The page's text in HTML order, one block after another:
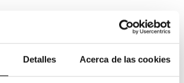
Detalles Acerca de las cookies